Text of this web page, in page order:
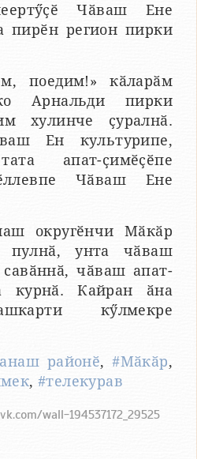
Чӑваш Ене
пирӗн регион пирки
поедим!» кӑларӑм
Арнальди пирки
хулинче ҫуралнӑ.
Ен культурипе,
апат-ҫимӗҫӗпе
Чӑваш Ене
округӗнчи Мӑкӑр
пулнӑ, унта чӑваш
чӑваш апат-
курнӑ. Кайран ӑна
кӳлмекре
районӗ,#Мӑкӑр,
,#телекурав
wall-194537172_29525